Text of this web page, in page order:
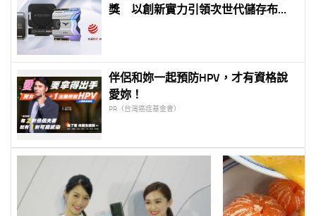
獎 以創新實力引領次世代儲存布
伴侶和妳一起預防HPV，才有資格說
愛妳！
PR（台灣癌症基金會）